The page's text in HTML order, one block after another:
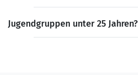
Jugendgruppen unter 25 Jahren?